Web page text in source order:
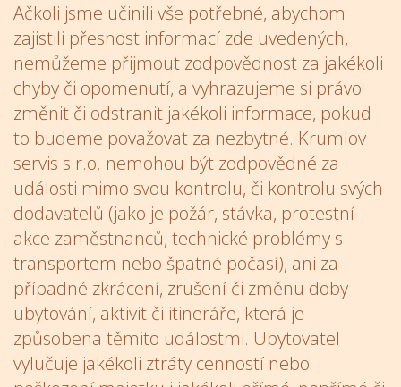
Ačkoli jsme učinili vše potřebné, abychom
zajistili přesnost informací zde uvedených,
nemůžeme přijmout zodpovědnost za jakékoli
chyby či opomenutí, a vyhrazujeme si právo
změnit či odstranit jakékoli informace, pokud
to budeme považovat za nezbytné. Krumlov
servis s.r.o. nemohou být zodpovědné za
události mimo svou kontrolu, či kontrolu svých
dodavatelů (jako je požár, stávka, protestní
akce zaměstnanců, technické problémy s
transportem nebo špatné počasí), ani za
případné zkrácení, zrušení či změnu doby
ubytování, aktivit či itineráře, která je
způsobena těmito událostmi. Ubytovatel
vylučuje jakékoli ztráty cenností nebo